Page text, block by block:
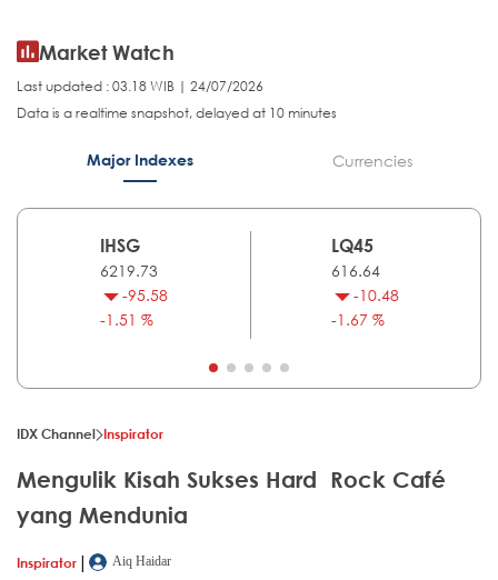
Market Watch
Last updated : 03.18 WIB | 24/07/2026
Data is a realtime snapshot, delayed at 10 minutes
Major Indexes Currencies
IHSG
6219.73
-95.58
-1.51 %
LQ45
616.64
-10.48
-1.67 %
IDX Channel Inspirator
Mengulik Kisah Sukses Hard Rock Café
yang Mendunia
Inspirator |
Aiq Haidar